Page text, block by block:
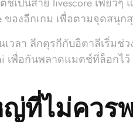
ของอีกเกม เพื่อตามจุดสนุ
ลา ลีกตุรกีกับอิตาลีเริ่มช่ว
เพื่อกันพลาดแมตช์ที่ล็อกไ
ที่ไม่ควร